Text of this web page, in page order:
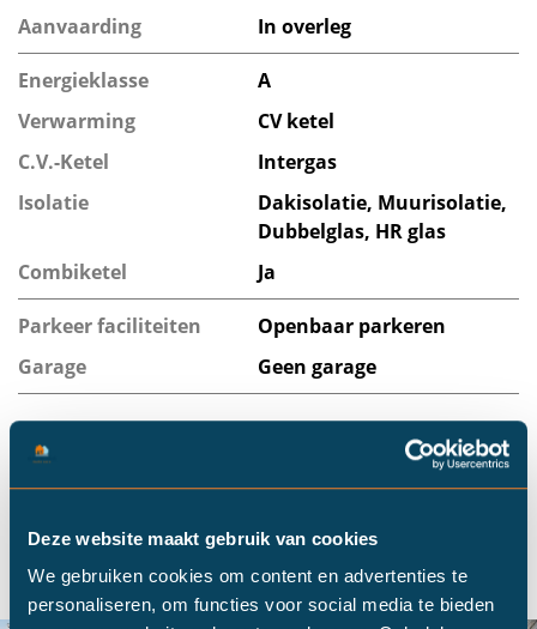
Deze website maakt gebruik van cookies
We gebruiken cookies om content en advertenties te
personaliseren, om functies voor social media te bieden
Aanvaarding
In overleg
Energieklasse
A
Verwarming
CV ketel
C.V.-Ketel
Intergas
Isolatie
Dakisolatie, Muurisolatie,
Dubbelglas, HR glas
Combiketel
Ja
Parkeer faciliteiten
Openbaar parkeren
Garage
Geen garage
Bel mij terug